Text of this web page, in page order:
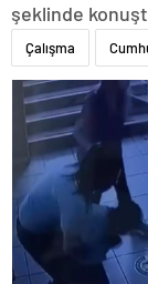
şeklinde
Çalışma